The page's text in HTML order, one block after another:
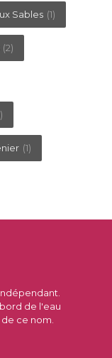
Sables (1)
(2)
(1)
de l'eau
ce nom.